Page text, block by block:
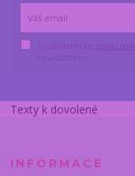
Texty k dovolené
INFORMACE